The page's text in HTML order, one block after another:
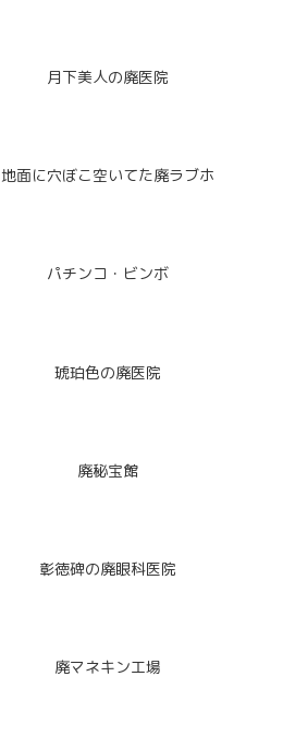
月下美人の廃医院
地面に穴ぼこ空いてた廃ラブホ
パチンコ・ビンボ
琥珀色の廃医院
廃秘宝館
彰徳碑の廃眼科医院
廃マネキン工場